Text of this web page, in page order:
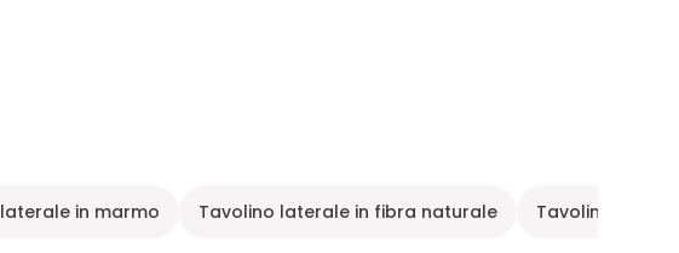
in marmo Tavolino laterale in fibra naturale Tavolino